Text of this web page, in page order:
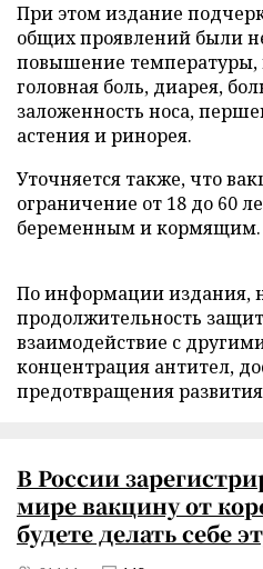
При этом издание
общих проявлений были
повышение температуры,
головная боль, диарея,
заложенность носа,
астения и ринорея.
Уточняется также, что
ограничение от 18 до 60
беременным и кормящим.
По информации издания,
продолжительность
взаимодействие с
концентрация антител,
предотвращения
В России
мире вакцину от
будете делать себе